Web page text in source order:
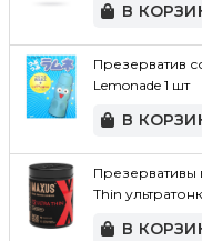
В
Презерватив
Lemonade 1 шт
В
Презервативы
Thin
В